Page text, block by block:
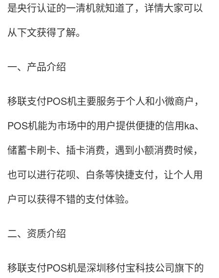
是央行认证的一清机就知道了，详情大家可以
从下文获得了解。
一、产品介绍
移联支付POS机主要服务于个人和小微商户，
POS机能为市场中的用户提供便捷的信用ka、
储蓄卡刷卡、插卡消费，遇到小额消费时候，
也可以进行花呗、白条等快捷支付，让个人用
户可以获得不错的支付体验。
二、资质介绍
移联支付POS机是深圳移付宝科技公司旗下的